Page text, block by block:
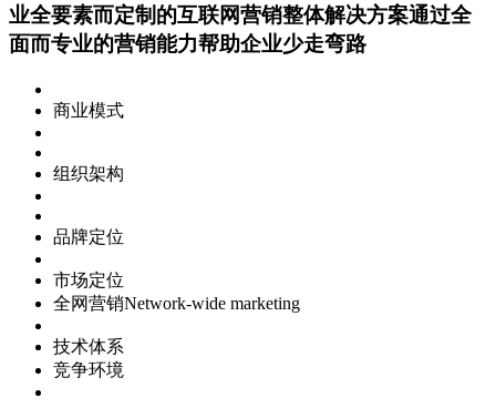
业全要素而定制的互联网营销整体解决方案通过全
面而专业的营销能力帮助企业少走弯路
商业模式
组织架构
品牌定位
市场定位
全网营销Network-wide marketing
技术体系
竞争环境